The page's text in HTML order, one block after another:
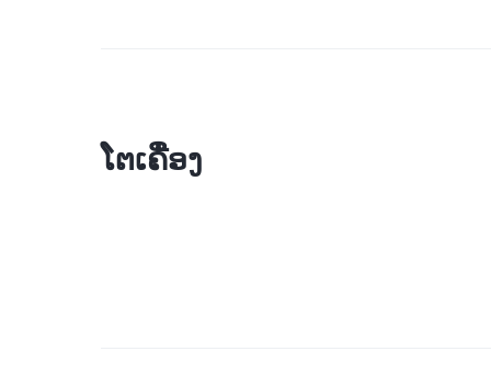
ໂຕເຄື່ອງ